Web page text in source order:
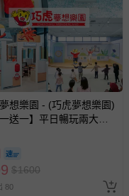
本島。如您位於離島地
需加收離島運費。廠商
地區、樓層親送等加價
資料內的查詢訂單內，
、購物流程、付款方
商品運送方式等有疑
想樂園 - (巧虎夢想樂園)
一送一】平日暢玩兩大一
贈送券現場領取)-效期至
10/16 正券逾期視同現金
$1600
80